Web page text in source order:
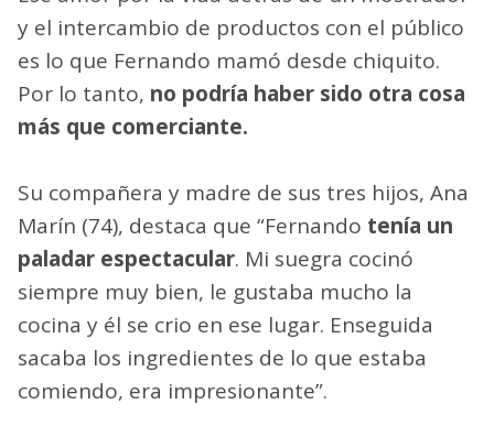
y el intercambio de productos con el público
es lo que Fernando mamó desde chiquito.
Por lo tanto, no podría haber sido otra cosa
más que comerciante.
Su compañera y madre de sus tres hijos, Ana
Marín (74), destaca que “Fernando tenía un
paladar espectacular. Mi suegra cocinó
siempre muy bien, le gustaba mucho la
cocina y él se crio en ese lugar. Enseguida
sacaba los ingredientes de lo que estaba
comiendo, era impresionante”.